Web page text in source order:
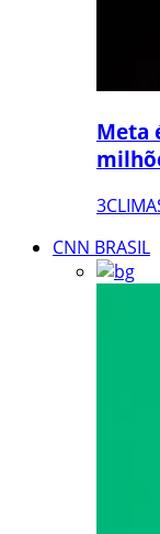
Meta
CNN BRASIL